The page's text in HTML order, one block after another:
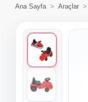
Ana Sayfa Araçlar